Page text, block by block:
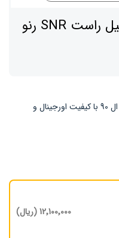
بلبرینگ گیربکس دیفرانسیل راست SNR رنو
بلبرینگ دیفرانسیل راست SNR برای رنو ال 90 با کیفیت اورجینال و
12٬100٬000 (ریال)